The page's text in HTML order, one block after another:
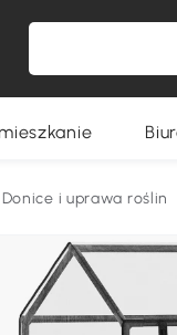
Donice i uprawa roślin